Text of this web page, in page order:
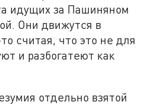
идущих за Пашиняном
Они движутся в
считая, что это не для
и разбогатеют как
отдельно взятой